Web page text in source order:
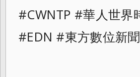
#CWNTP #華人世
#EDN #東方數位新